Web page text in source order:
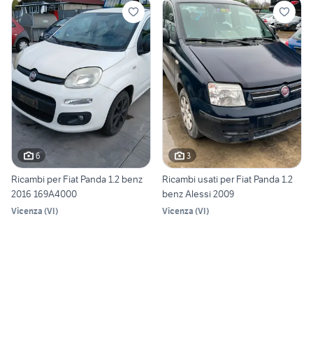
6
Ricambi per Fiat Panda 1.2 benz
2016 169A4000
Vicenza (VI)
3
Ricambi usati per Fiat Panda 1.2
benz Alessi 2009
Vicenza (VI)